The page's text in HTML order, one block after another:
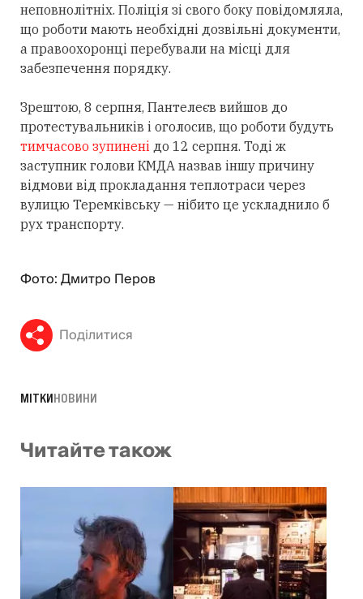
неповнолітніх. Поліція зі свого боку повідомляла,
що роботи мають необхідні дозвільні документи,
а правоохоронці перебували на місці для
забезпечення порядку.
Зрештою, 8 серпня, Пантелеєв вийшов до
протестувальників і оголосив, що роботи будуть
тимчасово зупинені до 12 серпня. Тоді ж
заступник голови КМДА назвав іншу причину
відмови від прокладання теплотраси через
вулицю Теремківську — нібито це ускладнило б
рух транспорту.
Фото: Дмитро Перов
Поділитися
МІТКИНОВИНИ
Читайте також